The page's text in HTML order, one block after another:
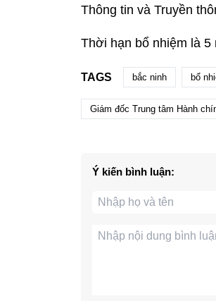
Thông tin và Truyền
Thời hạn bổ nhiệm là
TAGS bắc ninh bổ
Giám đốc Trung tâm Hành
Ý kiến bình luận: